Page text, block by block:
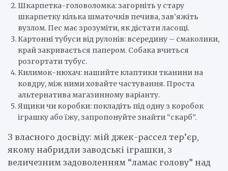
Шкарпетка-головоломка: загорніть у стару
шкарпетку кілька шматочків печива, зав’яжіть
вузлом. Пес має зрозуміти, як дістати ласощі.
Картонні тубуси від рулонів: всередину – смаколики,
край закривається папером. Собака вчиться
розгортати тубус.
Килимок-нюхач: нашийте клаптики тканини на
ковдру, між ними ховайте частування. Проста
альтернатива магазинному варіанту.
Ящики чи коробки: покладіть під одну з коробок
іграшку або їжу, запропонуйте знайти “скарб”.
З власного досвіду: мій джек-рассел тер’єр,
якому набридли заводські іграшки, з
величезним задоволенням “ламає голову” над